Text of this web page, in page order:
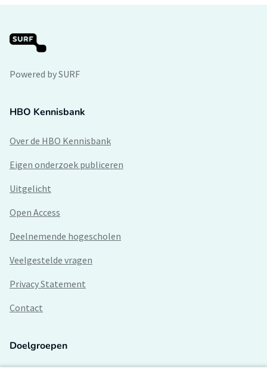
Powered by SURF
HBO Kennisbank
Over de HBO Kennisbank
Eigen onderzoek publiceren
Uitgelicht
Open Access
Deelnemende hogescholen
Veelgestelde vragen
Privacy Statement
Contact
Doelgroepen